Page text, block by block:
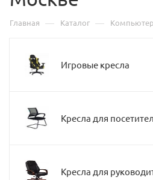
Главная — Каталог —
Игровые кресла
Кресла для
Кресла для